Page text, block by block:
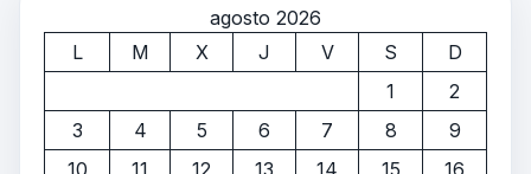
agosto 2026
L
M X J V S
D
1
2
3
4 5 6 7 8
9